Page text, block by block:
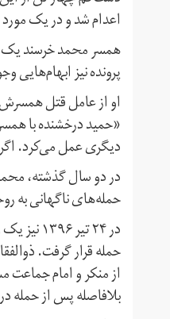
اعدام شد و در یک
همسر محمد خرسند یک
پرونده نیز ابهام‌هایی
او از عامل قتل
«حمید درخشنده با
دیگری عمل می‌کرد.
در دو سال گذشته،
حمله‌های ناگهانی به
در ۲۴
از منکر و امام
بلافاصله پس از حمله